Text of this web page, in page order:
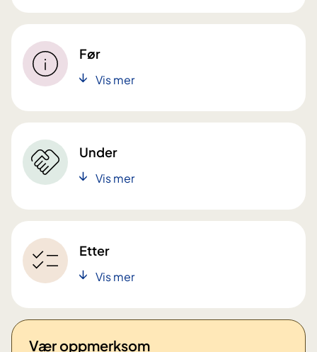
Før
Vis mer
Under
Vis mer
Etter
Vis mer
Vær oppmerksom